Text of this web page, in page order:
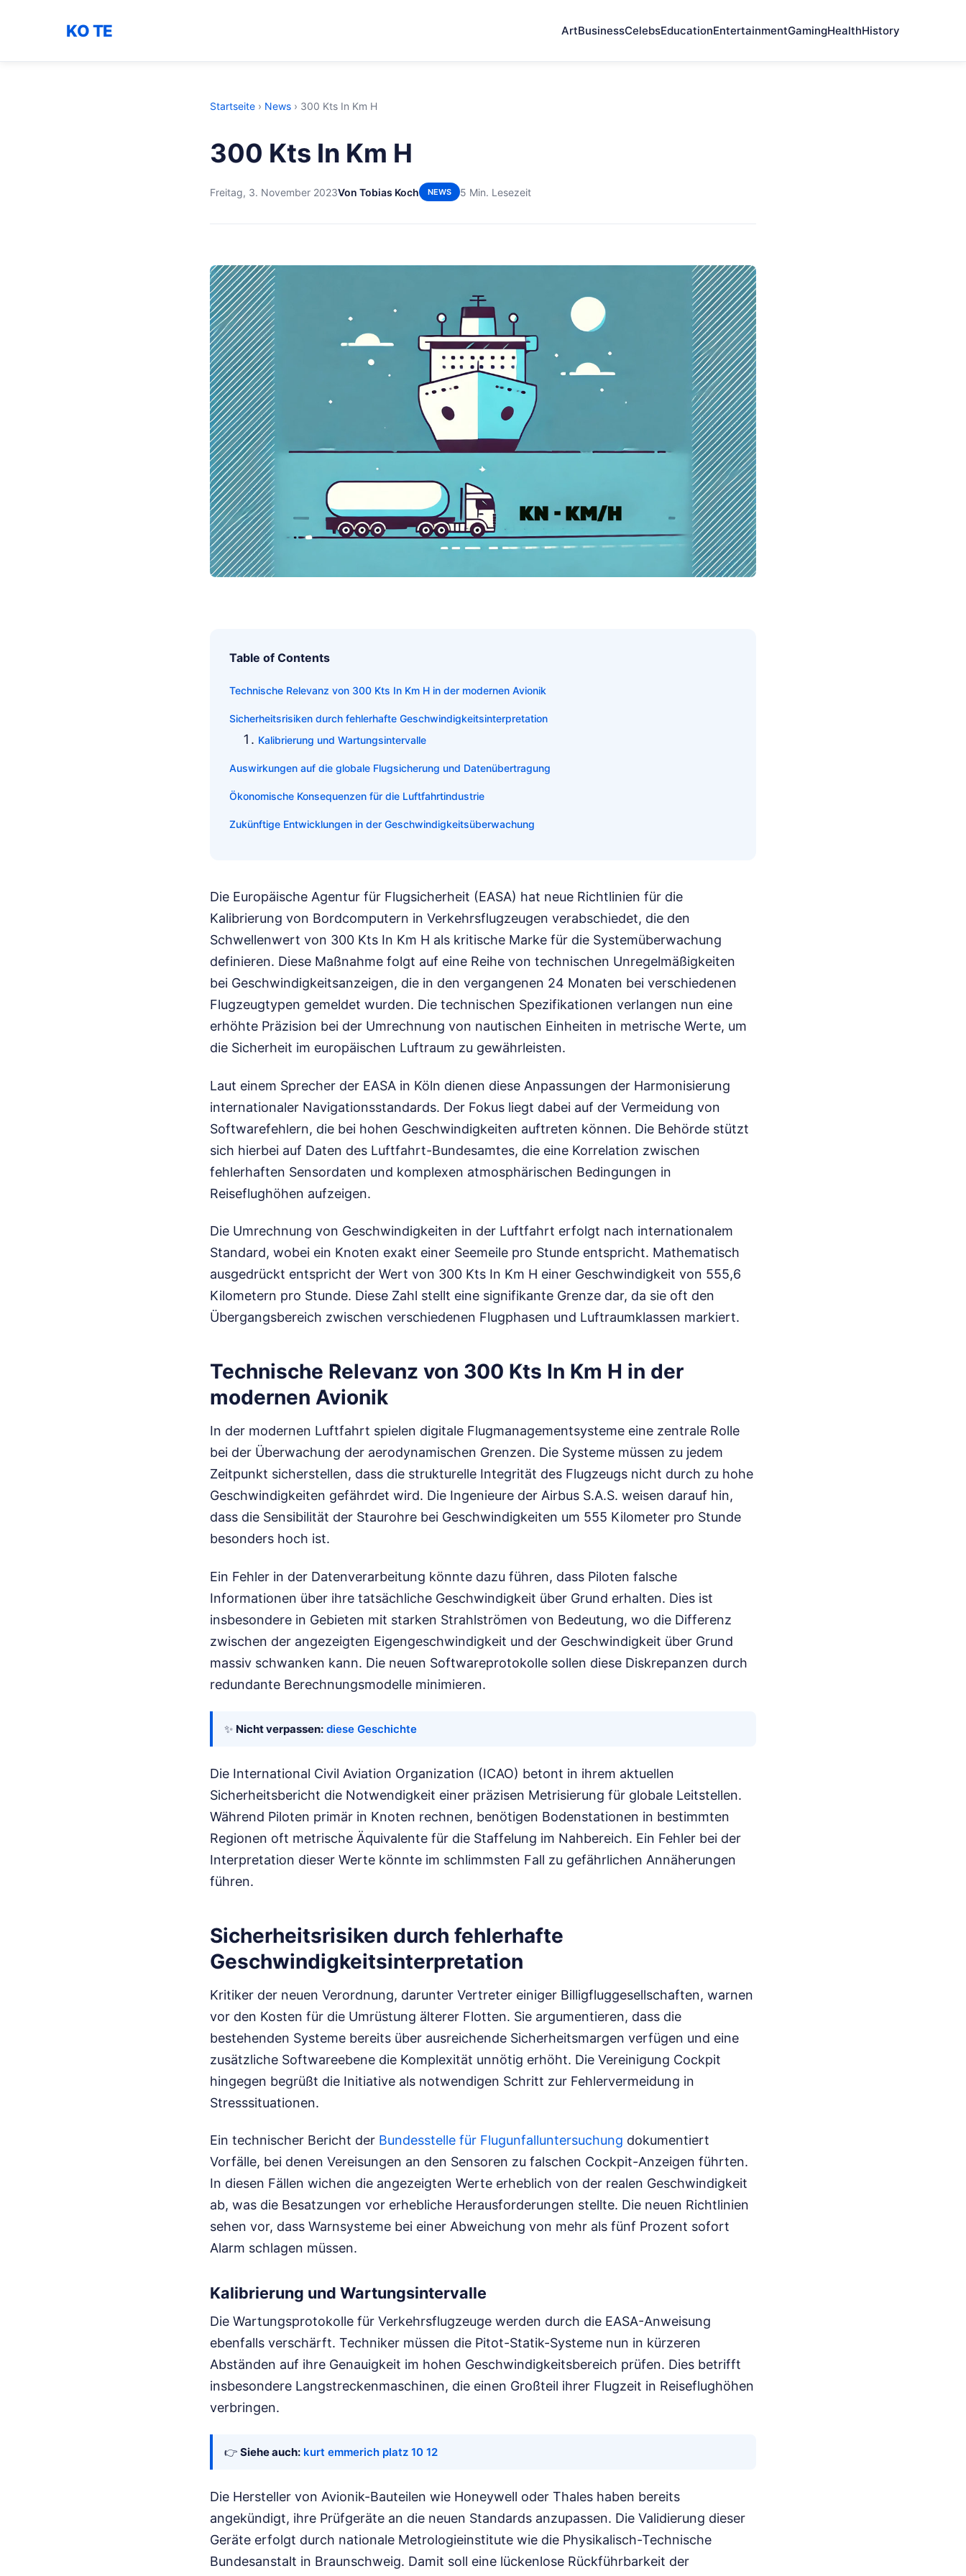
KO TE ArtBusinessCelebsEducationEntertainmentGamingHealthHistory
Startseite › News › 300 Kts In Km H
300 Kts In Km H
Freitag, 3. November 2023Von Tobias Koch NEWS 5 Min. Lesezeit
Table of Contents
Technische Relevanz von 300 Kts In Km H in der modernen Avionik
Sicherheitsrisiken durch fehlerhafte Geschwindigkeitsinterpretation
Kalibrierung und Wartungsintervalle
Auswirkungen auf die globale Flugsicherung und Datenübertragung
Ökonomische Konsequenzen für die Luftfahrtindustrie
Zukünftige Entwicklungen in der Geschwindigkeitsüberwachung
Die Europäische Agentur für Flugsicherheit (EASA) hat neue Richtlinien für die
Kalibrierung von Bordcomputern in Verkehrsflugzeugen verabschiedet, die den
Schwellenwert von 300 Kts In Km H als kritische Marke für die Systemüberwachung
definieren. Diese Maßnahme folgt auf eine Reihe von technischen Unregelmäßigkeiten
bei Geschwindigkeitsanzeigen, die in den vergangenen 24 Monaten bei verschiedenen
Flugzeugtypen gemeldet wurden. Die technischen Spezifikationen verlangen nun eine
erhöhte Präzision bei der Umrechnung von nautischen Einheiten in metrische Werte, um
die Sicherheit im europäischen Luftraum zu gewährleisten.
Laut einem Sprecher der EASA in Köln dienen diese Anpassungen der Harmonisierung
internationaler Navigationsstandards. Der Fokus liegt dabei auf der Vermeidung von
Softwarefehlern, die bei hohen Geschwindigkeiten auftreten können. Die Behörde stützt
sich hierbei auf Daten des Luftfahrt-Bundesamtes, die eine Korrelation zwischen
fehlerhaften Sensordaten und komplexen atmosphärischen Bedingungen in
Reiseflughöhen aufzeigen.
Die Umrechnung von Geschwindigkeiten in der Luftfahrt erfolgt nach internationalem
Standard, wobei ein Knoten exakt einer Seemeile pro Stunde entspricht. Mathematisch
ausgedrückt entspricht der Wert von 300 Kts In Km H einer Geschwindigkeit von 555,6
Kilometern pro Stunde. Diese Zahl stellt eine signifikante Grenze dar, da sie oft den
Übergangsbereich zwischen verschiedenen Flugphasen und Luftraumklassen markiert.
Technische Relevanz von 300 Kts In Km H in der
modernen Avionik
In der modernen Luftfahrt spielen digitale Flugmanagementsysteme eine zentrale Rolle
bei der Überwachung der aerodynamischen Grenzen. Die Systeme müssen zu jedem
Zeitpunkt sicherstellen, dass die strukturelle Integrität des Flugzeugs nicht durch zu hohe
Geschwindigkeiten gefährdet wird. Die Ingenieure der Airbus S.A.S. weisen darauf hin,
dass die Sensibilität der Staurohre bei Geschwindigkeiten um 555 Kilometer pro Stunde
besonders hoch ist.
Ein Fehler in der Datenverarbeitung könnte dazu führen, dass Piloten falsche
Informationen über ihre tatsächliche Geschwindigkeit über Grund erhalten. Dies ist
insbesondere in Gebieten mit starken Strahlströmen von Bedeutung, wo die Differenz
zwischen der angezeigten Eigengeschwindigkeit und der Geschwindigkeit über Grund
massiv schwanken kann. Die neuen Softwareprotokolle sollen diese Diskrepanzen durch
redundante Berechnungsmodelle minimieren.
✨ Nicht verpassen: diese Geschichte
Die International Civil Aviation Organization (ICAO) betont in ihrem aktuellen
Sicherheitsbericht die Notwendigkeit einer präzisen Metrisierung für globale Leitstellen.
Während Piloten primär in Knoten rechnen, benötigen Bodenstationen in bestimmten
Regionen oft metrische Äquivalente für die Staffelung im Nahbereich. Ein Fehler bei der
Interpretation dieser Werte könnte im schlimmsten Fall zu gefährlichen Annäherungen
führen.
Sicherheitsrisiken durch fehlerhafte
Geschwindigkeitsinterpretation
Kritiker der neuen Verordnung, darunter Vertreter einiger Billigfluggesellschaften, warnen
vor den Kosten für die Umrüstung älterer Flotten. Sie argumentieren, dass die
bestehenden Systeme bereits über ausreichende Sicherheitsmargen verfügen und eine
zusätzliche Softwareebene die Komplexität unnötig erhöht. Die Vereinigung Cockpit
hingegen begrüßt die Initiative als notwendigen Schritt zur Fehlervermeidung in
Stresssituationen.
Ein technischer Bericht der Bundesstelle für Flugunfalluntersuchung dokumentiert
Vorfälle, bei denen Vereisungen an den Sensoren zu falschen Cockpit-Anzeigen führten.
In diesen Fällen wichen die angezeigten Werte erheblich von der realen Geschwindigkeit
ab, was die Besatzungen vor erhebliche Herausforderungen stellte. Die neuen Richtlinien
sehen vor, dass Warnsysteme bei einer Abweichung von mehr als fünf Prozent sofort
Alarm schlagen müssen.
Kalibrierung und Wartungsintervalle
Die Wartungsprotokolle für Verkehrsflugzeuge werden durch die EASA-Anweisung
ebenfalls verschärft. Techniker müssen die Pitot-Statik-Systeme nun in kürzeren
Abständen auf ihre Genauigkeit im hohen Geschwindigkeitsbereich prüfen. Dies betrifft
insbesondere Langstreckenmaschinen, die einen Großteil ihrer Flugzeit in Reiseflughöhen
verbringen.
👉 Siehe auch: kurt emmerich platz 10 12
Die Hersteller von Avionik-Bauteilen wie Honeywell oder Thales haben bereits
angekündigt, ihre Prüfgeräte an die neuen Standards anzupassen. Die Validierung dieser
Geräte erfolgt durch nationale Metrologieinstitute wie die Physikalisch-Technische
Bundesanstalt in Braunschweig. Damit soll eine lückenlose Rückführbarkeit der